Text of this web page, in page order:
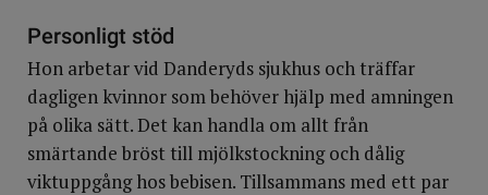
Personligt stöd
Hon arbetar vid Danderyds sjukhus och träffar
dagligen kvinnor som behöver hjälp med amningen
på olika sätt. Det kan handla om allt från
smärtande bröst till mjölkstockning och dålig
viktuppgång hos bebisen. Tillsammans med ett par